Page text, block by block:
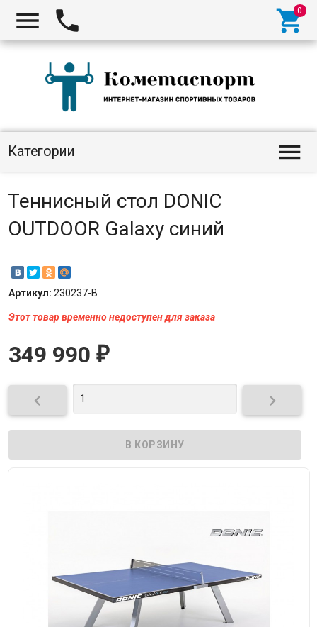
  
Категории 
Теннисный стол DONIC
OUTDOOR Galaxy синий
Артикул: 230237-B
Этот товар временно недоступен для заказа
349 990 ₽
 